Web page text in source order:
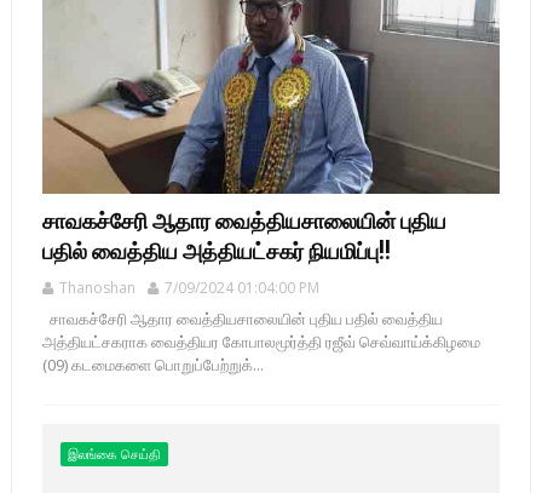
சாவகச்சேரி ஆதார வைத்தியசாலையின் புதிய
பதில் வைத்திய அத்தியட்சகர் நியமிப்பு!!
Thanoshan 7/09/2024 01:04:00 PM
சாவகச்சேரி ஆதார வைத்தியசாலையின் புதிய பதில் வைத்திய
அத்தியட்சகராக வைத்தியர கோபாலமூர்த்தி ரஜீவ் செவ்வாய்க்கிழமை
(09) கடமைகளை பொறுப்பேற்றுக்...
இலங்கை செய்தி